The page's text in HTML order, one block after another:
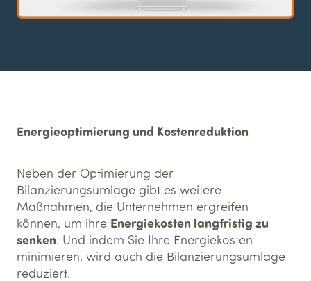
Energieoptimierung und Kostenreduktion
Neben der Optimierung der
Bilanzierungsumlage gibt es weitere
Maßnahmen, die Unternehmen ergreifen
können, um ihre Energiekosten langfristig zu
senken. Und indem Sie Ihre Energiekosten
minimieren, wird auch die Bilanzierungsumlage
reduziert.